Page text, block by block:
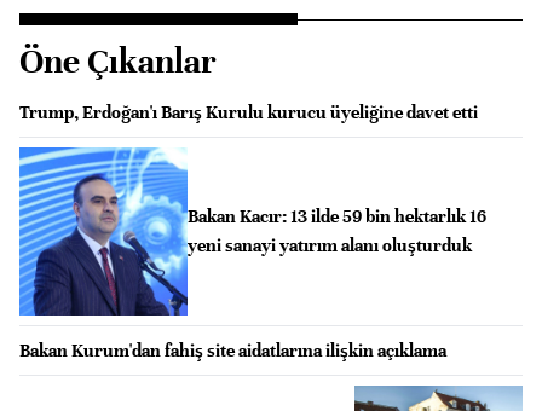
Öne Çıkanlar
Trump, Erdoğan'ı Barış Kurulu kurucu üyeliğine davet etti
Bakan Kacır: 13 ilde 59 bin hektarlık 16
yeni sanayi yatırım alanı oluşturduk
Bakan Kurum'dan fahiş site aidatlarına ilişkin açıklama